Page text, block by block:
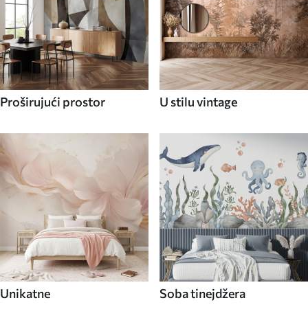
Proširujući prostor U stilu vintage
Unikatne Soba tinejdžera